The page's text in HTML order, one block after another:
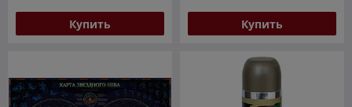
Купить Купить